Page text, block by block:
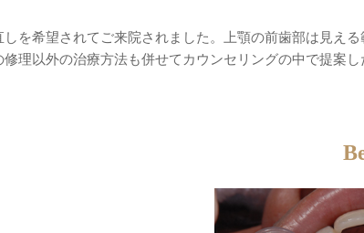
を希望されてご来院されました。上顎の前歯部は見え
修理以外の治療方法も併せてカウンセリングの中で提案